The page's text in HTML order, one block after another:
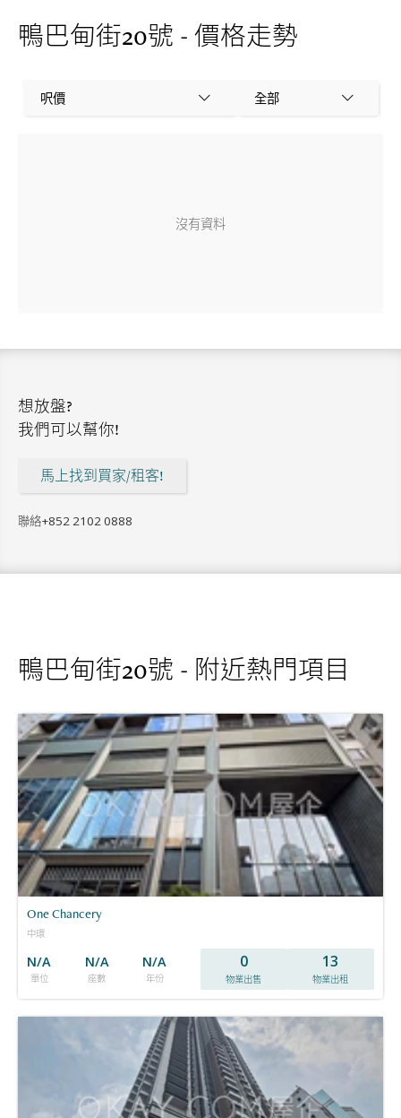
鴨巴甸街20號 - 價格走勢
呎價 全部
沒有資料
想放盤?
我們可以幫你!
馬上找到買家/租客!
聯絡+852 2102 0888
鴨巴甸街20號 - 附近熱門項目
One Chancery
中環
N/A
單位
N/A
座數
N/A
年份
0
物業出售
13
物業出租